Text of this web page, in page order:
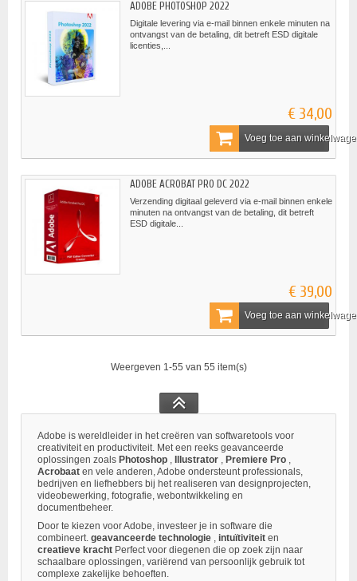
ADOBE PHOTOSHOP 2022
Digitale levering via e-mail binnen enkele minuten na
ontvangst van de betaling, dit betreft ESD digitale
licenties,...
€ 34,00
Voeg toe aan
ADOBE ACROBAT PRO DC 2022
Verzending digitaal geleverd via e-mail binnen enkele
minuten na ontvangst van de betaling, dit betreft
ESD digitale...
€ 39,00
Voeg toe aan
Weergeven 1-55 van 55 item(s)
Adobe is wereldleider in het creëren van softwaretools voor
creativiteit en productiviteit. Met een reeks geavanceerde
oplossingen zoals Photoshop , Illustrator , Premiere Pro ,
Acrobaat en vele anderen, Adobe ondersteunt professionals,
bedrijven en liefhebbers bij het realiseren van designprojecten,
videobewerking, fotografie, webontwikkeling en
documentbeheer.
Door te kiezen voor Adobe, investeer je in software die
combineert. geavanceerde technologie , intuïtiviteit en
creatieve kracht Perfect voor diegenen die op zoek zijn naar
schaalbare oplossingen, variërend van persoonlijk gebruik tot
complexe zakelijke behoeften.